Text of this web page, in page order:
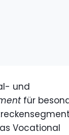
und
für
Vocational